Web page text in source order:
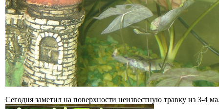
Сегодня заметил на поверхности неизвестную травку из 3-4